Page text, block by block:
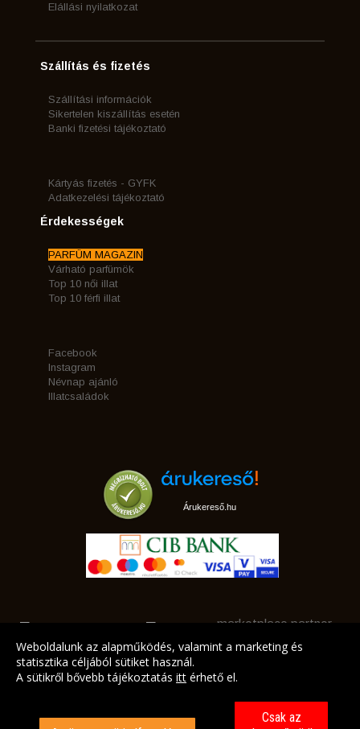
Elállási nyilatkozat
Szállítás és fizetés
Szállítási információk
Sikertelen kiszállítás esetén
Banki fizetési tájékoztató
Kártyás fizetés - GYFK
Adatkezelési tájékoztató
Érdekességek
PARFÜM MAGAZIN
Várható parfümök
Top 10 női illat
Top 10 férfi illat
Facebook
Instagram
Névnap ajánló
Illatcsaládok
Árukereső.hu
marketplace partner
Weboldalunk az alapműködés, valamint a marketing és
statisztika céljából sütiket használ.
A sütikről bővebb tájékoztatás itt érhető el.
Csak az